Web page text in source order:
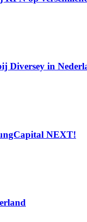
Diversey in
NEXT!